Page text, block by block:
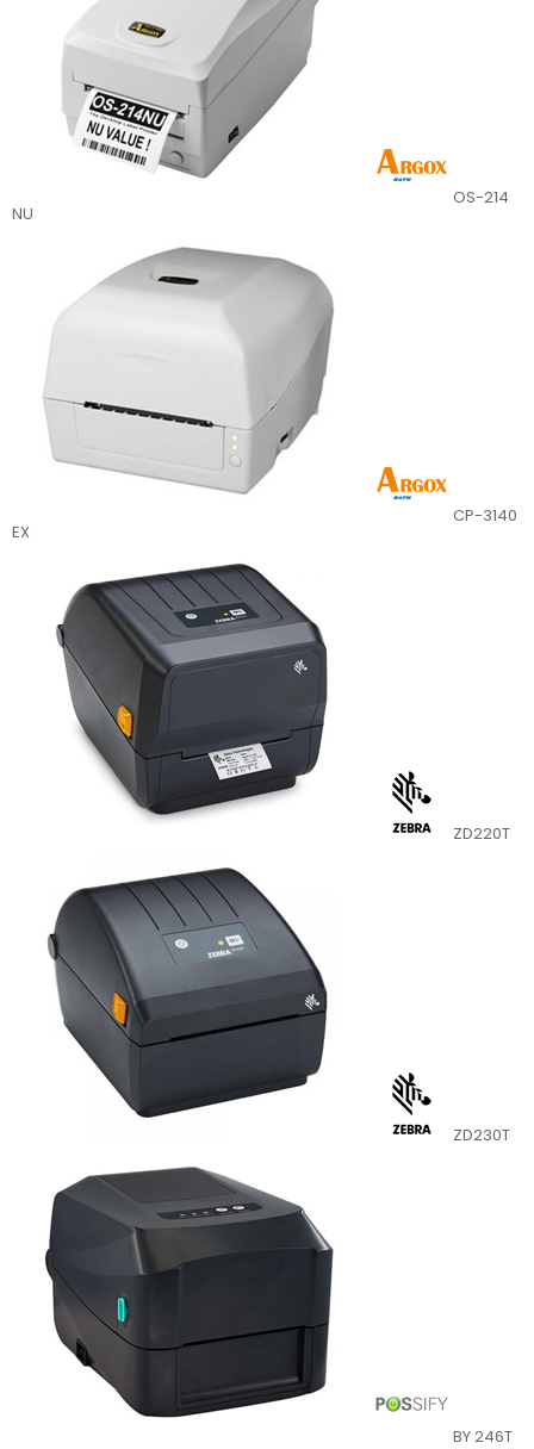
OS-214
NU
CP-3140
EX
ZD220T
ZD230T
BY 246T